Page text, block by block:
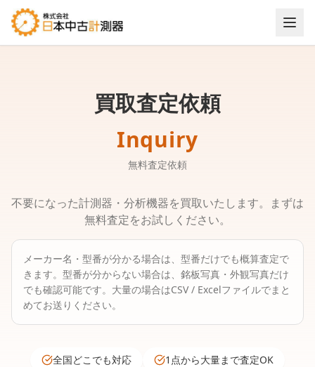
買取査定依頼
Inquiry
無料査定依頼
不要になった計測器・分析機器を買取いたします。まずは
無料査定をお試しください。
メーカー名・型番が分かる場合は、型番だけでも概算査定で
きます。 型番が分からない場合は、銘板写真・外観写真だけ
でも確認可能です。 大量の場合はCSV / Excelファイルでまと
めてお送りください。
全国どこでも対応
1点から大量まで査定OK